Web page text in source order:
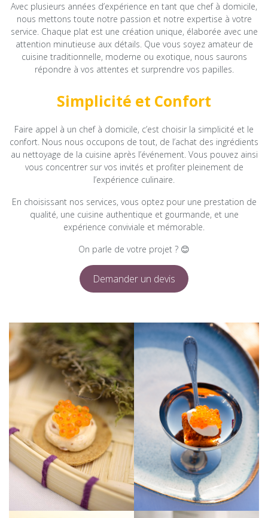
Avec plusieurs années d’expérience en tant que chef à domicile,
nous mettons toute notre passion et notre expertise à votre
service. Chaque plat est une création unique, élaborée avec une
attention minutieuse aux détails. Que vous soyez amateur de
cuisine traditionnelle, moderne ou exotique, nous saurons
répondre à vos attentes et surprendre vos papilles.
Simplicité et Confort
Faire appel à un chef à domicile, c’est choisir la simplicité et le
confort. Nous nous occupons de tout, de l’achat des ingrédients
au nettoyage de la cuisine après l’événement. Vous pouvez ainsi
vous concentrer sur vos invités et profiter pleinement de
l’expérience culinaire.
En choisissant nos services, vous optez pour une prestation de
qualité, une cuisine authentique et gourmande, et une
expérience conviviale et mémorable.
On parle de votre projet ? 😊
Demander un devis